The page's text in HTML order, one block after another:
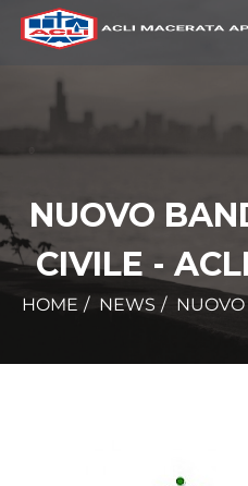
NUOVO
CIVILE -
HOME NEWS